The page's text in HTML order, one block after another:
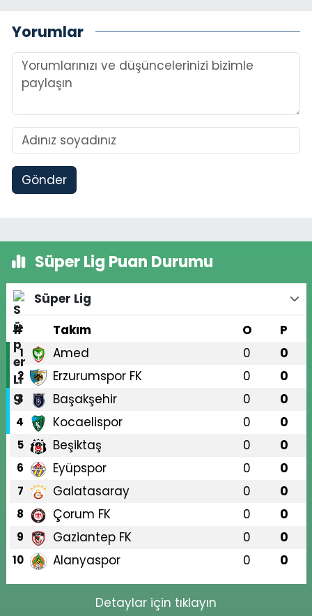
Yorumlar
Gönder
Süper Lig Puan Durumu
Süper Lig
#
Takım O P
1 Amed 0 0
2 Erzurumspor FK 0 0
3 Başakşehir 0 0
4 Kocaelispor 0 0
5 Beşiktaş 0 0
6 Eyüpspor 0 0
7 Galatasaray 0 0
8 Çorum FK 0 0
9 Gaziantep FK 0 0
10 Alanyaspor 0 0
Detaylar için tıklayın